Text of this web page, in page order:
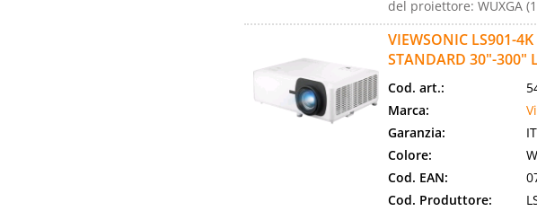
del proiettore: WUXGA
VIEWSONIC LS901-
STANDARD 30"-300"
Cod. art.:
Marca:
Garanzia:
Colore:
Cod. EAN:
Cod. Produttore: